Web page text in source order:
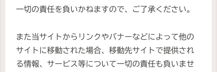
一切の責任を負いかねますので、ご了承ください。
また当サイトからリンクやバナーなどによって他の
サイトに移動された場合、移動先サイトで提供され
る情報、サービス等について一切の責任も負いませ